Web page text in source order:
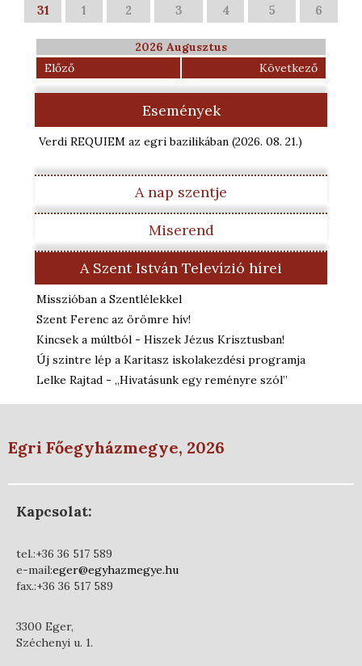
31
1 2 3 4 5 6
2026 Augusztus
Előző
Következő
Események
Verdi REQUIEM az egri bazilikában (2026. 08. 21.)
A nap szentje
Miserend
A Szent István Televízió hírei
Misszióban a Szentlélekkel
Szent Ferenc az örömre hív!
Kincsek a múltból - Hiszek Jézus Krisztusban!
Új szintre lép a Karitasz iskolakezdési programja
Lelke Rajtad - „Hivatásunk egy reményre szól”
Egri Főegyházmegye, 2026
Kapcsolat:
tel.:+36 36 517 589
e-mail:eger@egyhazmegye.hu
fax.:+36 36 517 589
3300 Eger,
Széchenyi u. 1.